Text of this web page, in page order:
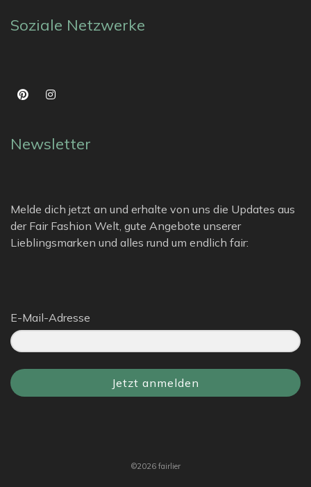
Soziale Netzwerke
Newsletter
Melde dich jetzt an und erhalte von uns die Updates aus
der Fair Fashion Welt, gute Angebote unserer
Lieblingsmarken und alles rund um endlich fair:
E-Mail-Adresse
Jetzt anmelden
©2026 fairlier